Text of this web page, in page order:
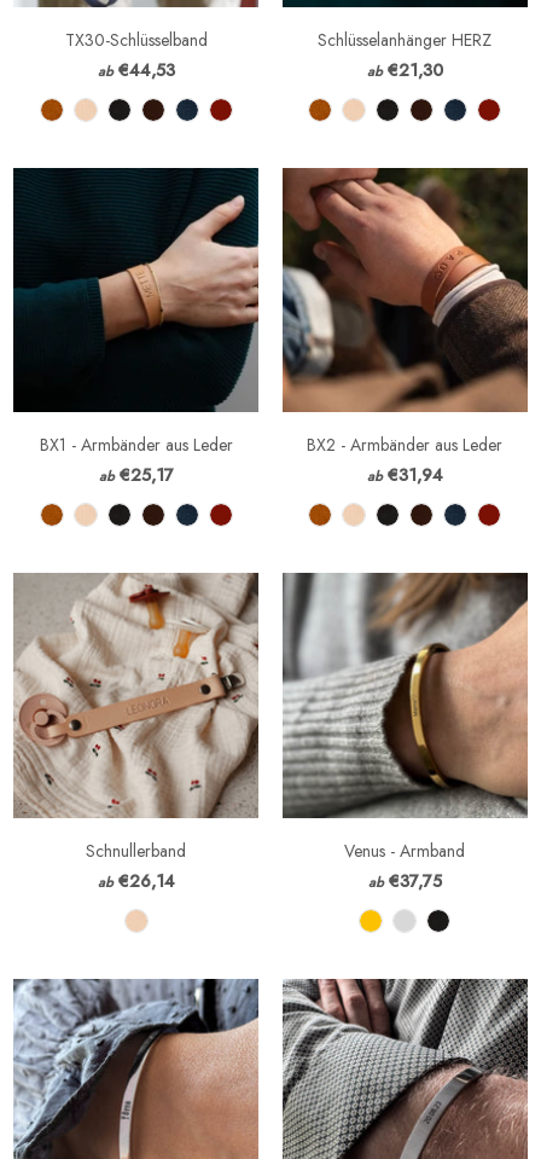
TX30-Schlüsselband
ab €44,53
Schlüsselanhänger HERZ
ab €21,30
BX1 - Armbänder aus Leder
ab €25,17
BX2 - Armbänder aus Leder
ab €31,94
Schnullerband
ab €26,14
Venus - Armband
ab €37,75